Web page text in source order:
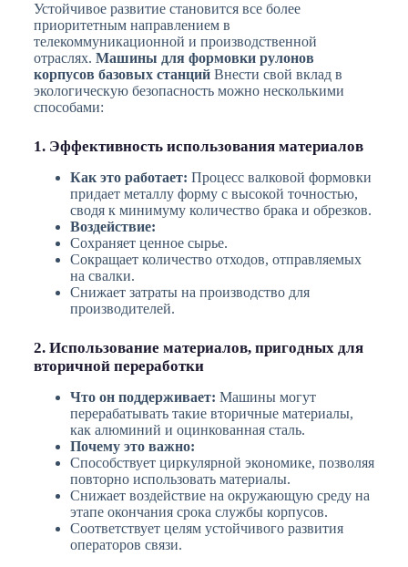
Устойчивое развитие становится все более
приоритетным направлением в
телекоммуникационной и производственной
отраслях. Машины для формовки рулонов
корпусов базовых станцийВнести свой вклад в
экологическую безопасность можно несколькими
способами:
1. Эффективность использования материалов
Как это работает: Процесс валковой формовки
придает металлу форму с высокой точностью,
сводя к минимуму количество брака и обрезков.
Воздействие:
Сохраняет ценное сырье.
Сокращает количество отходов, отправляемых
на свалки.
Снижает затраты на производство для
производителей.
2. Использование материалов, пригодных для
вторичной переработки
Что он поддерживает: Машины могут
перерабатывать такие вторичные материалы,
как алюминий и оцинкованная сталь.
Почему это важно:
Способствует циркулярной экономике, позволяя
повторно использовать материалы.
Снижает воздействие на окружающую среду на
этапе окончания срока службы корпусов.
Соответствует целям устойчивого развития
операторов связи.